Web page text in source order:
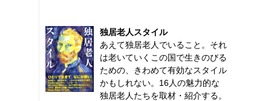
独居老人スタイル
あえて独居老人でいること。それ
は老いていくこの国で生きのびる
ための、きわめて有効なスタイル
かもしれない。16人の魅力的な
独居老人たちを取材・紹介する。